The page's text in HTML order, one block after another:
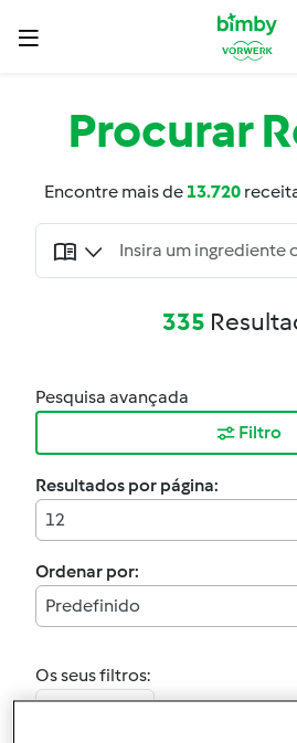
Procurar
Encontre mais de13.720
335
Pesquisa avançada
Filtro
Resultados por página:
12
Ordenar por:
Predefinido
Os seus filtros:
Primavera